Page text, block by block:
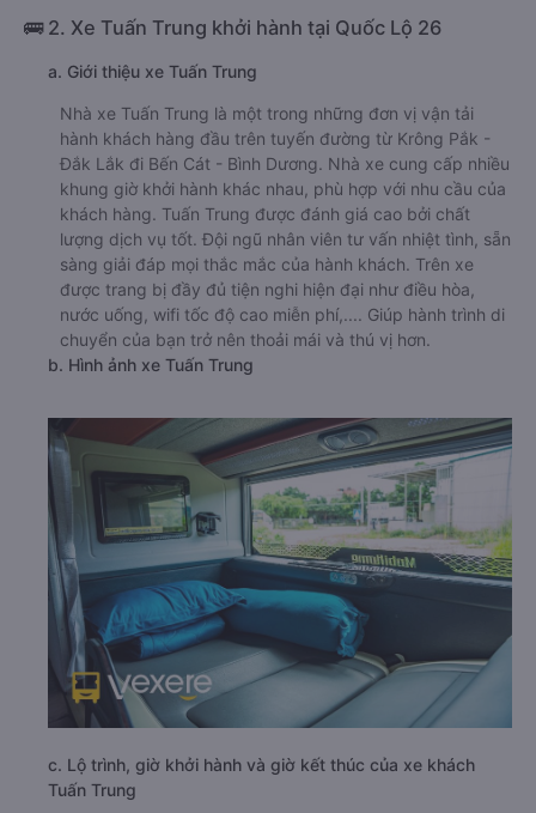
🚌 2. Xe Tuấn Trung khởi hành tại Quốc Lộ 26
a. Giới thiệu xe Tuấn Trung
Nhà xe Tuấn Trung là một trong những đơn vị vận tải
hành khách hàng đầu trên tuyến đường từ Krông Pắk -
Đắk Lắk đi Bến Cát - Bình Dương. Nhà xe cung cấp nhiều
khung giờ khởi hành khác nhau, phù hợp với nhu cầu của
khách hàng. Tuấn Trung được đánh giá cao bởi chất
lượng dịch vụ tốt. Đội ngũ nhân viên tư vấn nhiệt tình, sẵn
sàng giải đáp mọi thắc mắc của hành khách. Trên xe
được trang bị đầy đủ tiện nghi hiện đại như điều hòa,
nước uống, wifi tốc độ cao miễn phí,.... Giúp hành trình di
chuyển của bạn trở nên thoải mái và thú vị hơn.
b. Hình ảnh xe Tuấn Trung
c. Lộ trình, giờ khởi hành và giờ kết thúc của xe khách
Tuấn Trung